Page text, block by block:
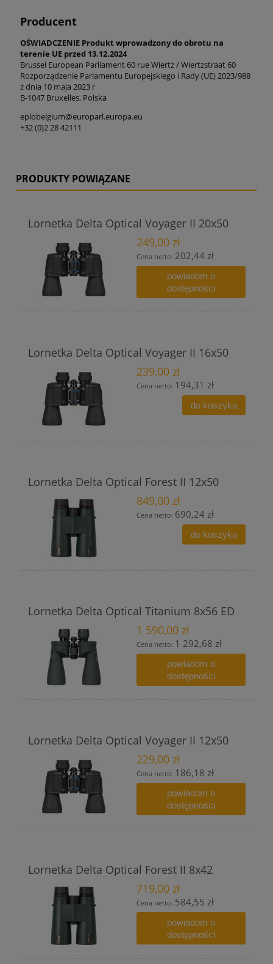
Producent
OŚWIADCZENIE Produkt wprowadzony do obrotu na
terenie UE przed 13.12.2024
Brussel European Parliament 60 rue Wiertz / Wiertzstraat 60
Rozporządzenie Parlamentu Europejskiego i Rady (UE) 2023/988
z dnia 10 maja 2023 r
B-1047 Bruxelles, Polska
eplobelgium@europarl.europa.eu
+32 (0)2 28 42111
PRODUKTY POWIĄZANE
Lornetka Delta Optical Voyager II 20x50
249,00 zł
Cena netto: 202,44 zł
powiadom o
dostępności
Lornetka Delta Optical Voyager II 16x50
239,00 zł
Cena netto: 194,31 zł
do koszyka
Lornetka Delta Optical Forest II 12x50
849,00 zł
Cena netto: 690,24 zł
do koszyka
Lornetka Delta Optical Titanium 8x56 ED
1 590,00 zł
Cena netto: 1 292,68 zł
powiadom o
dostępności
Lornetka Delta Optical Voyager II 12x50
229,00 zł
Cena netto: 186,18 zł
powiadom o
dostępności
Lornetka Delta Optical Forest II 8x42
719,00 zł
Cena netto: 584,55 zł
powiadom o
dostępności